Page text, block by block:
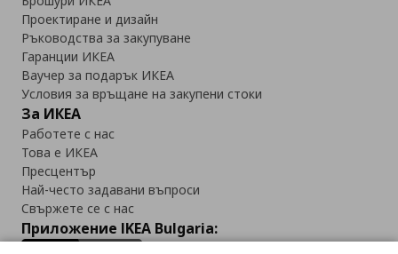
Проектиране и дизайн
Ръководства за закупуване
Гаранции ИКЕА
Ваучер за подарък ИКЕА
Условия за връщане на закупени стоки
За ИКЕА
Работете с нас
Това е ИКЕА
Пресцентър
Най-често задавани въпроси
Свържете се с нас
Приложение IKEA Bulgaria: